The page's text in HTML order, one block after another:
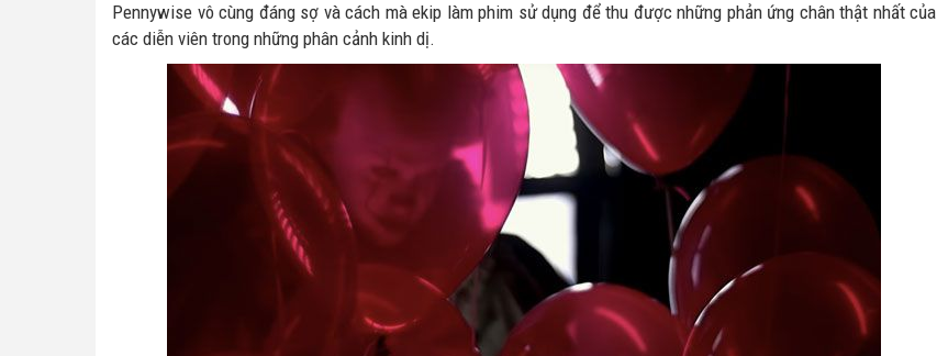
Pennywise vô cùng đáng sợ và cách mà ekip làm phim sử dụng để thu được những phản ứng chân thật nhất của
các diễn viên trong những phân cảnh kinh dị.